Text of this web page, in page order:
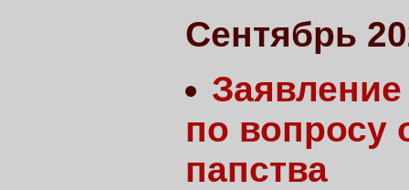
Сентябрь
по вопросу
папства